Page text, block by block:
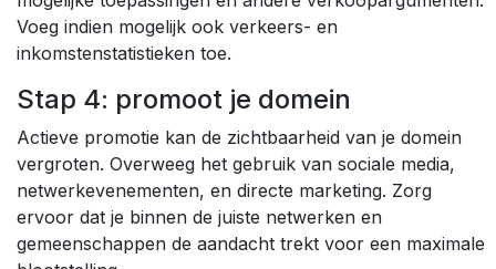
Voeg indien mogelijk ook verkeers- en
inkomstenstatistieken toe.
Stap 4: promoot je domein
Actieve promotie kan de zichtbaarheid van je domein
vergroten. Overweeg het gebruik van sociale media,
netwerkevenementen, en directe marketing. Zorg
ervoor dat je binnen de juiste netwerken en
gemeenschappen de aandacht trekt voor een maximale